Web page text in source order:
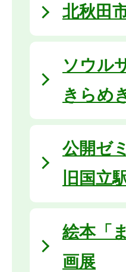
北秋田
ソウル
きらめ
公開ゼ
旧国立
絵本「
画展